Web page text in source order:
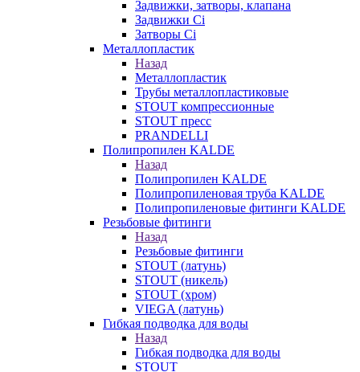
Задвижки, затворы, клапана
Задвижки Ci
Затворы Ci
Металлопластик
Назад
Металлопластик
Трубы металлопластиковые
STOUT компрессионные
STOUT пресс
PRANDELLI
Полипропилен KALDE
Назад
Полипропилен KALDE
Полипропиленовая труба KALDE
Полипропиленовые фитинги KALDE
Резьбовые фитинги
Назад
Резьбовые фитинги
STOUT (латунь)
STOUT (никель)
STOUT (хром)
VIEGA (латунь)
Гибкая подводка для воды
Назад
Гибкая подводка для воды
STOUT